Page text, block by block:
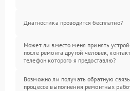
Диагностика проводится бесплатно?
Может ли вместо меня принять
после ремонта другой человек,
телефон которого я предоставлю?
Возможно ли получать обратную
процессе выполнения ремонтных